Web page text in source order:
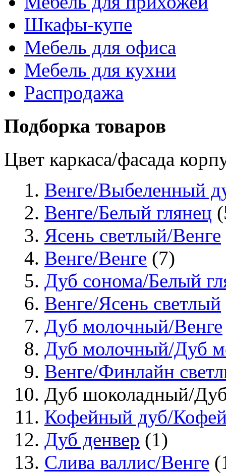
Шкафы-купе
Мебель для офиса
Мебель для кухни
Распродажа
Подборка товаров
Цвет каркаса/фасада
Венге/Выбеленный
Венге/Белый глянец
Ясень светлый/Венге
Венге/Венге (7)
Дуб сонома/Белый
Венге/Ясень светлый
Дуб молочный/Венге
Дуб молочный/Дуб
Венге/Финлайн
Дуб шоколадный/
Кофейный дуб/
Дуб денвер (1)
Слива валлис/Венге